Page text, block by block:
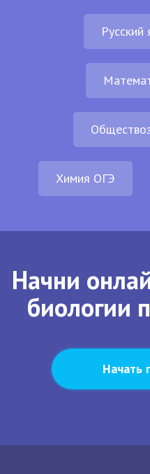
Химия ОГЭ
Начни
биологии
Начать